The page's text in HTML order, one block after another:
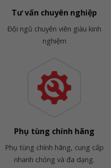
Tư vấn chuyên nghiệp
Đội ngũ chuyên viên giàu kinh
nghiệm
Phụ tùng chính hãng
Phụ tùng chính hãng, cung cấp
nhanh chóng và đa dạng.